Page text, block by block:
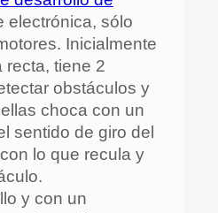
electrónica, sólo
Inicialmente
recta, tiene 2
obstáculos y
choca con un
sentido de giro del
lo que recula y
y con un